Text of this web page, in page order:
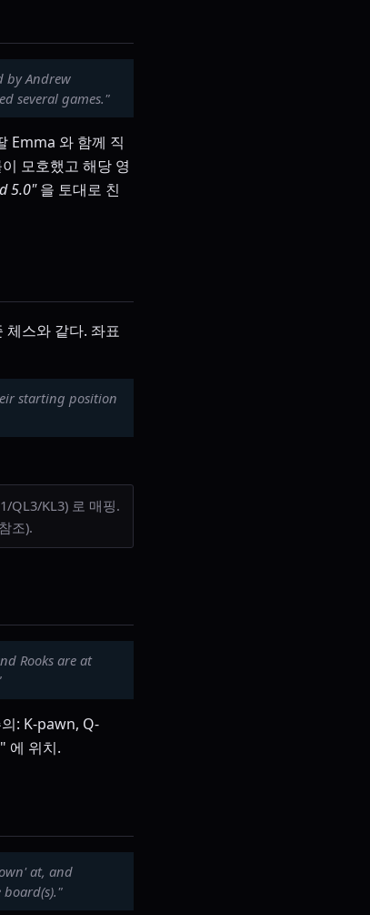
by Andrew
several games."
Emma 와 함께 직
모호했고 해당 영
5.0"을 토대로 친
체스와 같다. 좌표
starting position
QL3/KL3) 로 매핑.
조).
Rooks are at
: K-pawn, Q-
에 위치.
at, and